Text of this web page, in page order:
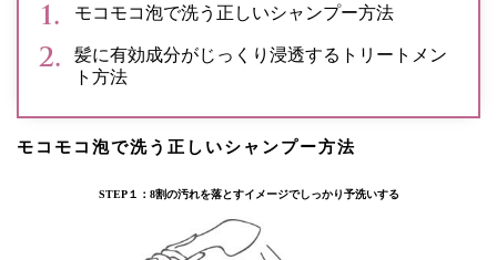
モコモコ泡で洗う正しいシャンプー方法
髪に有効成分がじっくり浸透するトリートメン
ト方法
モコモコ泡で洗う正しいシャンプー方法
STEP１：8割の汚れを落とすイメージでしっかり予洗いする